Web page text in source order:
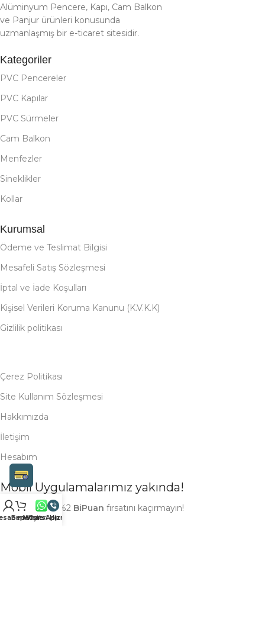
Alüminyum Pencere, Kapı, Cam Balkon
ve Panjur ürünleri konusunda
uzmanlaşmış bir e-ticaret sitesidir.
Kategoriler
PVC Pencereler
PVC Kapılar
PVC Sürmeler
Cam Balkon
Menfezler
Sineklikler
Kollar
Kurumsal
Ödeme ve Teslimat Bilgisi
Mesafeli Satış Sözleşmesi
İptal ve İade Koşulları
Kişisel Verileri Koruma Kanunu (K.V.K.K)
Gizlilik politikası
Çerez Politikası
Site Kullanım Sözleşmesi
Hakkımızda
İletişim
Hesabım
Mobil Uygulamalarımız yakında!
Alışverişleriniz %2 BiPuan fırsatını kaçırmayın!
Sepetim
WhatsApp
Müşteri Hizmetleri